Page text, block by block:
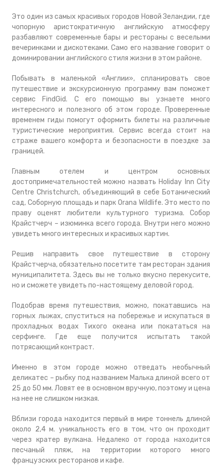
Это один из самых красивых городов Новой Зеландии, где
чопорную аристократичную английскую атмосферу
разбавляют современные бары и рестораны с веселыми
вечеринками и дискотеками. Само его название говорит о
доминировании английского стиля жизни в этом районе.
Побывать в маленькой «Англии», спланировать свое
путешествие и экскурсионную программу вам поможет
сервис FindGid. С его помощью вы узнаете много
интересного и полезного об этом городе. Проверенные
временем гиды помогут оформить билеты на различные
туристические мероприятия. Сервис всегда стоит на
страже вашего комфорта и безопасности в поездке за
границей.
Главным отелем и центром основных
достопримечательностей можно назвать Holiday Inn City
Centre Christchurch, объединяющий в себе Ботанический
сад, Соборную площадь и парк Orana Wildlife. Это место по
праву оценят любители культурного туризма. Собор
Крайстчерч – изюминка всего города. Внутри него можно
увидеть много интересных и красивых картин.
Решив направить свое путешествие в сторону
Крайстчерча, обязательно посетите там ресторан здания
муниципалитета. Здесь вы не только вкусно перекусите,
но и сможете увидеть по-настоящему деловой город.
Подобрав время путешествия, можно, покатавшись на
горных лыжах, спуститься на побережье и искупаться в
прохладных водах Тихого океана или покататься на
серфинге. Где еще получится испытать такой
потрясающий контраст.
Именно в этом городе можно отведать необычный
деликатес – рыбку под названием Малька длиной всего от
25 до 50 мм. Ловят ее в основном вручную, поэтому и цена
на нее не слишком низкая.
Вблизи города находится первый в мире тоннель длиной
около 2,4 м. уникальность его в том, что он проходит
через кратер вулкана. Недалеко от города находится
песчаный пляж, на территории которого много
французских ресторанов и кафе.